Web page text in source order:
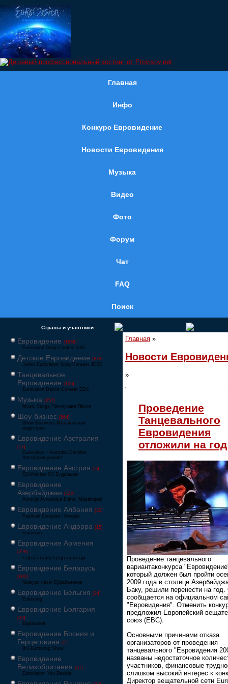
Главная
Инфо
Конкурс Евровидение
Новости Евровидения
Музыка
Видео
Фото
Форум
Чат
FAQ
Поиск
Страны и участники
Евровидение [1858]
Eurovision Song Contest ESC
Детское Евровидение [878]
Junior Eurovision Song Contest JESC
Танцевальное
Евровидение [106]
Eurovision Dance Contest EDC
Музыка [257]
Music Songs Поп-музыка Песни
Шоу-бизнес [564]
Show Business Музыкальная
индустрия
Евровидение Австралия
[17]
Eurovision – Australia Decides
Австралия решает
Евровидение Австрия [24]
Ö3-Wecker Ö3 Будильник
Евровидение
Азербайджан [549]
Avrovijn Avroviziya Mahnı Müsabiqəsi
Евровидение Албания [32]
Festivali Evropian i Këngës
Евровидение Андорра [15]
Eurovisió
Евровидение Армения
[228]
Եվրատեսիլ երգի մրցույթ
Евровидение Беларусь
[600]
Конкурс песні Еўрабачанне
Евровидение Бельгия [24]
Eurosong
Евровидение Болгария
[26]
Евровизия
Евровидение Босния и
Герцеговина [21]
BH Eurosong Show
Евровидение
Великобритания [67]
Eurovision: You Decide
Главная »
Новости
»
Проведение
Танцевального
Евровидения
отложили на год
Проведение танцевального
вариантаконкурса
который должен был пройти
2009 года в столице
Баку, решили перенести на
сообщается на официальном
"Евровидения". Отменить
предложил Европейский
союз (ЕВС).
Основными причинами отказа
организаторов от проведения
танцевального "Евровидения
названы недостаточное
участников, финансовые
слишком высокий интерес к
Директор вещательной сети